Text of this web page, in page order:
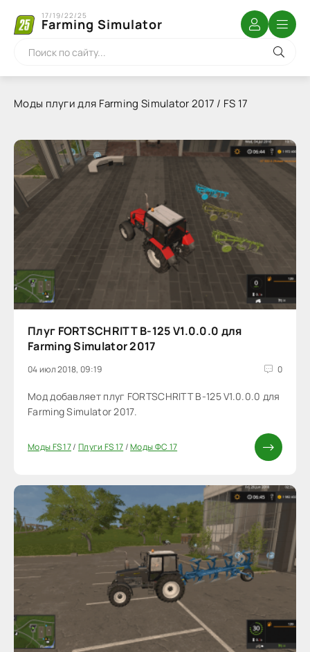
Farming Simulator
17/19/22/25
Моды плуги для Farming Simulator 2017 / FS 17
Плуг FORTSCHRITT B-125 V1.0.0.0 для
Farming Simulator 2017
04 июл 2018, 09:19 0
Мод добавляет плуг FORTSCHRITT B-125 V1.0.0.0 для
Farming Simulator 2017.
Моды FS 17/ Плуги FS 17/Моды ФС 17